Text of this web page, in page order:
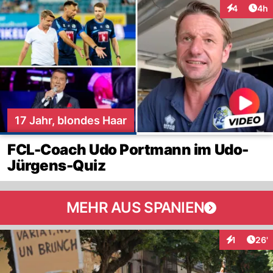
4 4h
17 Jahr, blondes Haar
FCL-Coach Udo Portmann im Udo-
Jürgens-Quiz
MEHR AUS SPANIEN
1 26'